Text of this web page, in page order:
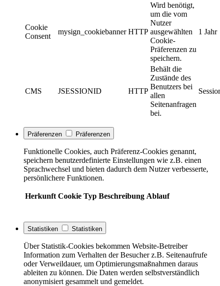
Cookie
Consent
mysign_cookiebanner HTTP
Wird benötigt,
um die vom
Nutzer
ausgewählten
Cookie-
Präferenzen zu
speichern.
1 Jahr
CMS JSESSIONID HTTP
Behält die
Zustände des
Benutzers bei
allen
Seitenanfragen
bei.
Präferenzen Präferenzen
Funktionelle Cookies, auch Präferenz-Cookies genannt,
speichern benutzerdefinierte Einstellungen wie z.B. einen
Sprachwechsel und bieten dadurch dem Nutzer verbesserte,
persönlichere Funktionen.
Herkunft Cookie Typ Beschreibung Ablauf
Statistiken Statistiken
Über Statistik-Cookies bekommen Website-Betreiber
Information zum Verhalten der Besucher z.B. Seitenaufrufe
oder Verweildauer, um Optimierungsmaßnahmen daraus
ableiten zu können. Die Daten werden selbstverständlich
anonymisiert gesammelt und gemeldet.